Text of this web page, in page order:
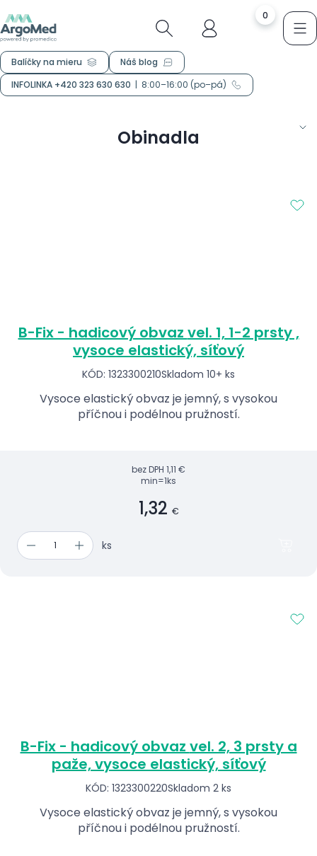
0
Balíčky na mieru
Náš blog
INFOLINKA +420 323 630 630 | 8:00–16:00 (po–pá)
Obinadla
B-Fix - hadicový obvaz vel. 1, 1-2 prsty ,
vysoce elastický, síťový
KÓD: 1323300210Skladom 10+ ks
Vysoce elastický obvaz je jemný, s vysokou
příčnou i podélnou pružností.
bez DPH 1,11 €
min=1ks
1,32 €
ks
B-Fix - hadicový obvaz vel. 2, 3 prsty a
paže, vysoce elastický, síťový
KÓD: 1323300220Skladom 2 ks
Vysoce elastický obvaz je jemný, s vysokou
příčnou i podélnou pružností.